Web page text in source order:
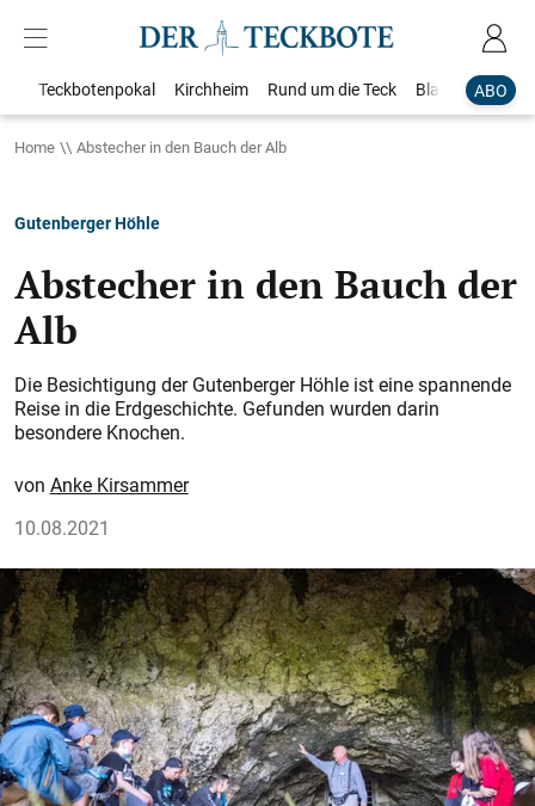
ABO
Teckbotenpokal Kirchheim Rund um die Teck Blaulicht
Home Abstecher in den Bauch der Alb
Gutenberger Höhle
Abstecher in den Bauch der
Alb
Die Besichtigung der Gutenberger Höhle ist eine spannende
Reise in die Erdgeschichte. Gefunden wurden darin
besondere Knochen.
Anke Kirsammer
10.08.2021